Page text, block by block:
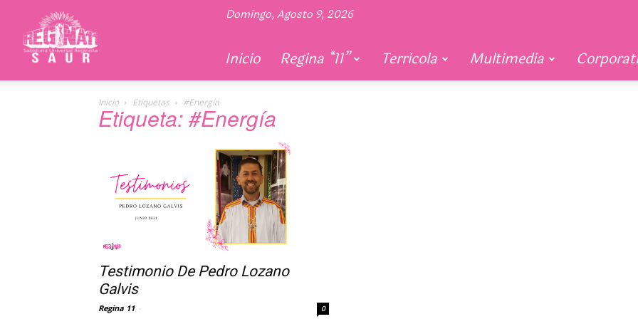
Domingo, Agosto 9, 2026
Inicio Regina “11” Terricola Multimedia
Inicio Etiquetas #Energía
Etiqueta: #Energía
Testimonio De Pedro Lozano
Galvis
Regina 11 0